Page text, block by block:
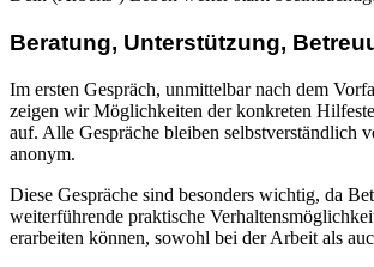
Beratung, Unterstützung,
Im ersten Gespräch, unmittelbar nach dem
zeigen wir Möglichkeiten der konkreten
auf. Alle Gespräche bleiben selbstverständlich
anonym.
Diese Gespräche sind besonders wichtig, da
weiterführende praktische
erarbeiten können, sowohl bei der Arbeit als